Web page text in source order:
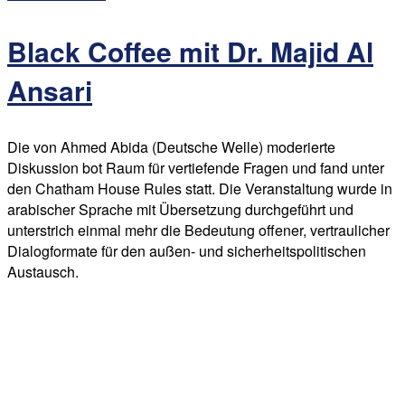
Black Coffee mit Dr. Majid Al
Ansari
Die von Ahmed Abida (Deutsche Welle) moderierte
Diskussion bot Raum für vertiefende Fragen und fand unter
den Chatham House Rules statt. Die Veranstaltung wurde in
arabischer Sprache mit Übersetzung durchgeführt und
unterstrich einmal mehr die Bedeutung offener, vertraulicher
Dialogformate für den außen- und sicherheitspolitischen
Austausch.